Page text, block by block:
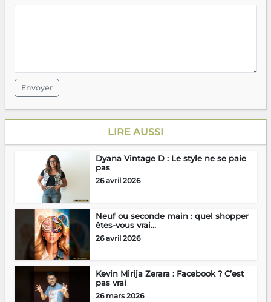
Envoyer
LIRE AUSSI
Dyana Vintage D : Le style ne se paie
pas
26 avril 2026
Neuf ou seconde main : quel shopper
êtes-vous vrai...
26 avril 2026
Kevin Mirija Zerara : Facebook ? C’est
pas vrai
26 mars 2026